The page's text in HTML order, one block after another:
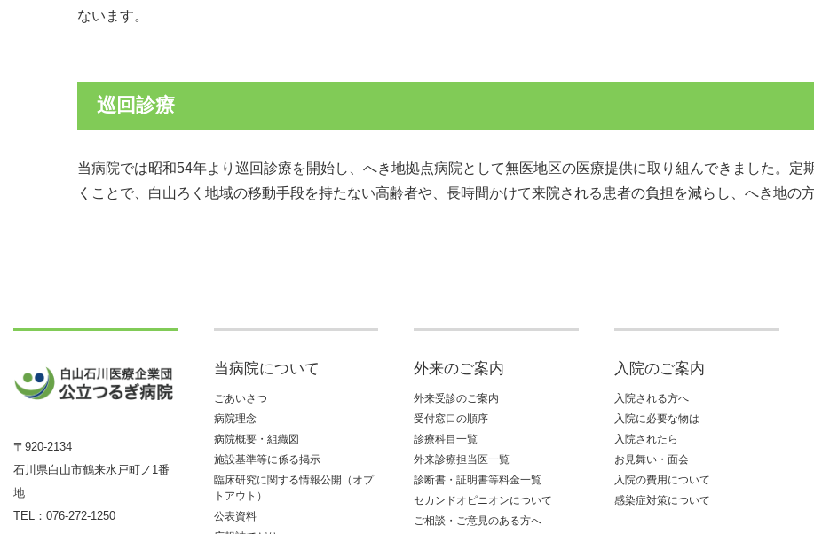
ないます。
巡回診療
当病院では昭和54年より巡回診療を開始し、へき地拠点病院として無医地区の医療提供に取り組んできました。定
くことで、白山ろく地域の移動手段を持たない高齢者や、長時間かけて来院される患者の負担を減らし、へき地の
〒920-2134
石川県白山市鶴来水戸町ノ1番
地
TEL： 076-272-1250
当病院について
ごあいさつ
病院理念
病院概要・組織図
施設基準等に係る掲示
臨床研究に関する情報公開（オプ
トアウト）
公表資料
外来のご案内
外来受診のご案内
受付窓口の順序
診療科目一覧
外来診療担当医一覧
診断書・証明書等料金一覧
セカンドオピニオンについて
ご相談・ご意見のある方へ
入院のご案内
入院される方へ
入院に必要な物は
入院されたら
お見舞い・面会
入院の費用について
感染症対策について